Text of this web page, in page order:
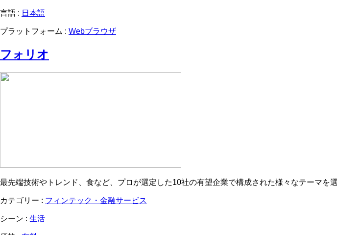
言語 : 日本語
プラットフォーム : Webブラウザ
フォリオ
最先端技術やトレンド、食など、プロが選定した10社の有望企業で構成された様々なテーマ
カテゴリー : フィンテック・金融サービス
シーン : 生活